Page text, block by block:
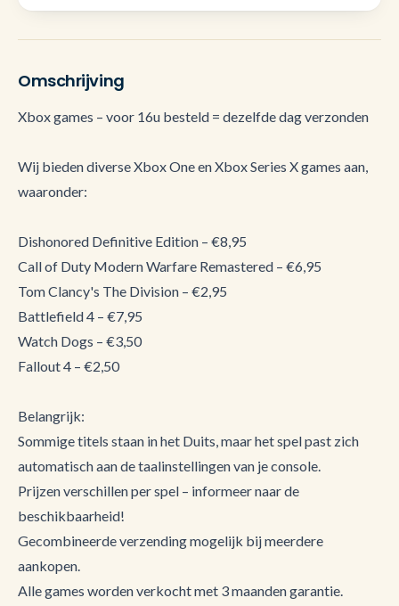
Omschrijving
Xbox games – voor 16u besteld = dezelfde dag verzonden
Wij bieden diverse Xbox One en Xbox Series X games aan,
waaronder:
Dishonored Definitive Edition – €8,95
Call of Duty Modern Warfare Remastered – €6,95
Tom Clancy's The Division – €2,95
Battlefield 4 – €7,95
Watch Dogs – €3,50
Fallout 4 – €2,50
Belangrijk:
Sommige titels staan in het Duits, maar het spel past zich
automatisch aan de taalinstellingen van je console.
Prijzen verschillen per spel – informeer naar de
beschikbaarheid!
Gecombineerde verzending mogelijk bij meerdere
aankopen.
Alle games worden verkocht met 3 maanden garantie.